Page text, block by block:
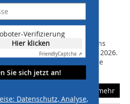
Verifizierung
Hier klicken
FriendlyCaptcha ⇗
Sie sich jetzt an!
Datenschutz, Analyse,
2026
der Baubranche
30 Jahren folgen zahlreiche
der Einladung von Baumit ins
so auch vom 14. bis 16. Januar 2026.
wurde der Kongress durch die
Helmut...
mehr